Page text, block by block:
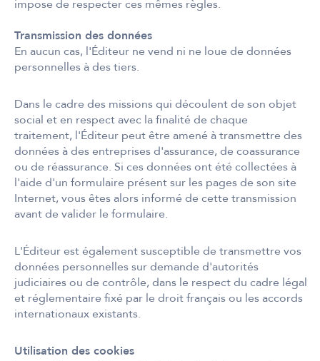
impose de respecter ces mêmes règles.
Transmission des données
En aucun cas, l'Éditeur ne vend ni ne loue de données
personnelles à des tiers.
Dans le cadre des missions qui découlent de son objet
social et en respect avec la finalité de chaque
traitement, l'Éditeur peut être amené à transmettre des
données à des entreprises d'assurance, de coassurance
ou de réassurance. Si ces données ont été collectées à
l'aide d'un formulaire présent sur les pages de son site
Internet, vous êtes alors informé de cette transmission
avant de valider le formulaire.
L'Éditeur est également susceptible de transmettre vos
données personnelles sur demande d'autorités
judiciaires ou de contrôle, dans le respect du cadre légal
et réglementaire fixé par le droit français ou les accords
internationaux existants.
Utilisation des cookies